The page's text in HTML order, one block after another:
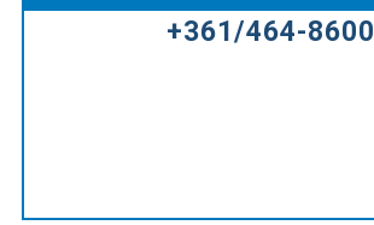
+361/464-8600